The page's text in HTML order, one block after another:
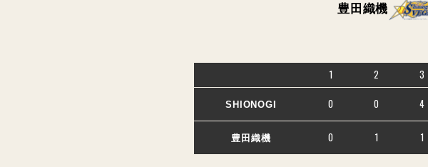
豊田織機
1 2 3
SHIONOGI 0 0 4
豊田織機 0 1 1